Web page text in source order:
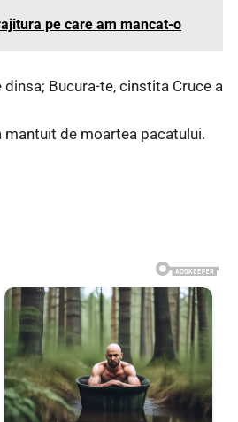
pe care am mancat-o
Bucura-te, cinstita Cruce a
mantuit de moartea pacatului.